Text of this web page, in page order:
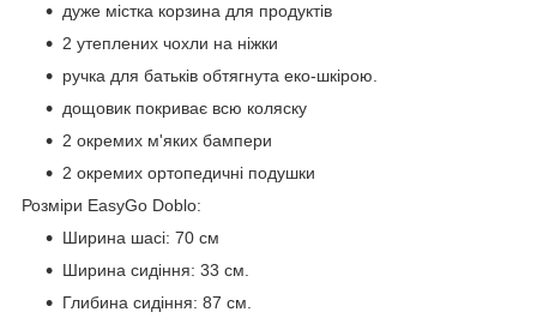
дуже містка корзина для продуктів
2 утеплених чохли на ніжки
ручка для батьків обтягнута еко-шкірою.
дощовик покриває всю коляску
2 окремих м'яких бампери
2 окремих ортопедичні подушки
Розміри EasyGo Doblo:
Ширина шасі: 70 см
Ширина сидіння: 33 см.
Глибина сидіння: 87 см.